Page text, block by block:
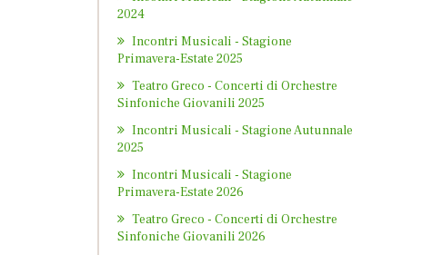
2024
Incontri Musicali - Stagione
Primavera-Estate 2025
Teatro Greco - Concerti di Orchestre
Sinfoniche Giovanili 2025
Incontri Musicali - Stagione Autunnale
2025
Incontri Musicali - Stagione
Primavera-Estate 2026
Teatro Greco - Concerti di Orchestre
Sinfoniche Giovanili 2026